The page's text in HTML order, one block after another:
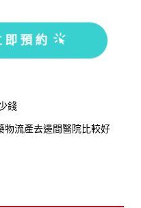
預約
錢
物流產去邊間醫院比較好